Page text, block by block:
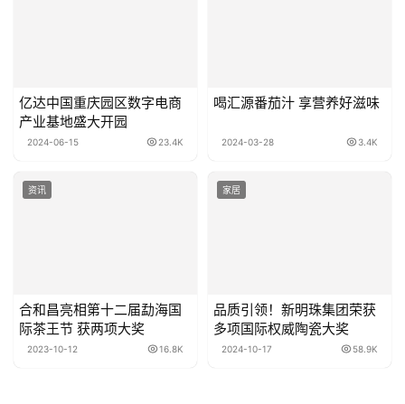
亿达中国重庆园区数字电商
产业基地盛大开园
2024-06-15 23.4K
喝汇源番茄汁 享营养好滋味
2024-03-28 3.4K
资讯
合和昌亮相第十二届勐海国
际茶王节 获两项大奖
2023-10-12 16.8K
家居
品质引领！新明珠集团荣获
多项国际权威陶瓷大奖
2024-10-17 58.9K